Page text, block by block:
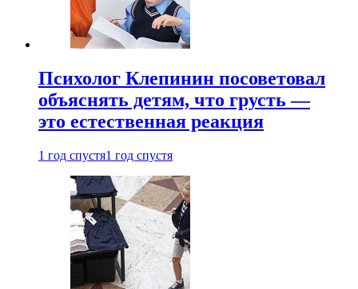
Психолог Клепинин посоветовал
объяснять детям, что грусть —
это естественная реакция
1 год спустя1 год спустя